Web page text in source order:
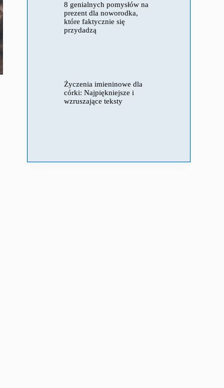
8 genialnych pomysłów na
prezent dla noworodka,
które faktycznie się
przydadzą
Życzenia imieninowe dla
córki: Najpiękniejsze i
wzruszające teksty